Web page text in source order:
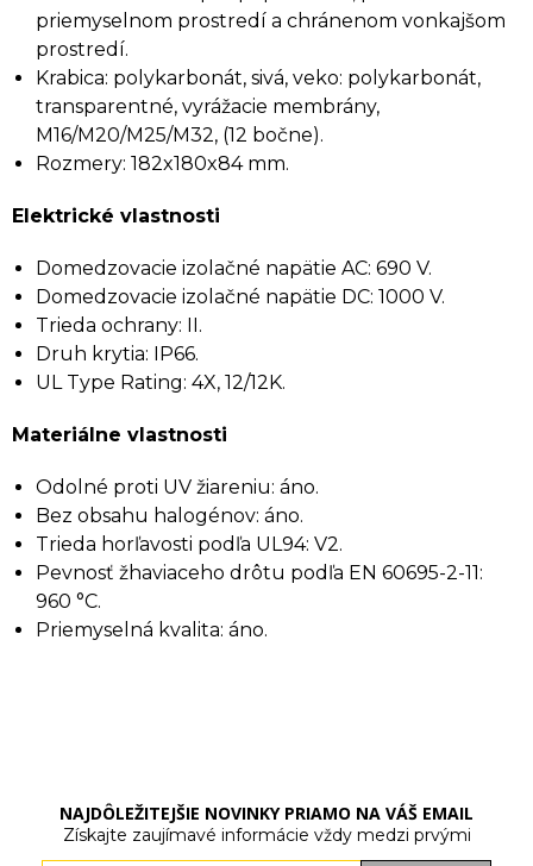
priemyselnom prostredí a chránenom vonkajšom
prostredí.
Krabica: polykarbonát, sivá, veko: polykarbonát,
transparentné, vyrážacie membrány,
M16/M20/M25/M32, (12 bočne).
Rozmery: 182x180x84 mm.
Elektrické vlastnosti
Domedzovacie izolačné napätie AC: 690 V.
Domedzovacie izolačné napätie DC: 1000 V.
Trieda ochrany: II.
Druh krytia: IP66.
UL Type Rating: 4X, 12/12K.
Materiálne vlastnosti
Odolné proti UV žiareniu: áno.
Bez obsahu halogénov: áno.
Trieda horľavosti podľa UL94: V2.
Pevnosť žhaviaceho drôtu podľa EN 60695-2-11:
960 °C.
Priemyselná kvalita: áno.
NAJDÔLEŽITEJŠIE NOVINKY PRIAMO NA VÁŠ EMAIL
Získajte zaujímavé informácie vždy medzi prvými